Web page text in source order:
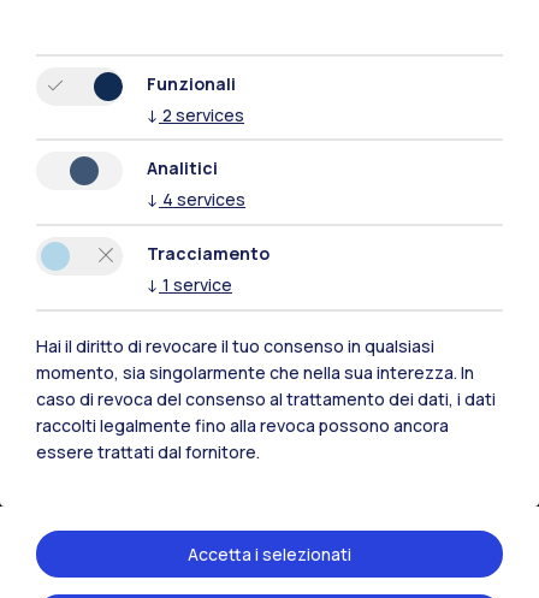
Polimi Community
Tutti i siti dell’ecosistema
Residenze
Funzionali
↓ 2 services
Analitici
↓ 4 services
Tracciamento
↓ 1 service
Hai il diritto di revocare il tuo consenso in qualsiasi
momento, sia singolarmente che nella sua interezza. In
caso di revoca del consenso al trattamento dei dati, i dati
raccolti legalmente fino alla revoca possono ancora
essere trattati dal fornitore.
Accetta i selezionati